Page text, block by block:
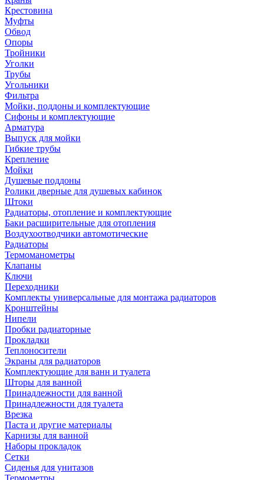
Крестовина
Муфты
Обвод
Опоры
Тройники
Уголки
Трубы
Угольники
Фильтра
Мойки, поддоны и комплектующие
Сифоны и комплектующие
Арматура
Выпуск для мойки
Гибкие трубы
Крепление
Мойки
Душевые поддоны
Ролики дверные для душевых кабинок
Штоки
Радиаторы, отопление и комплектующие
Баки расширительные для отопления
Воздухоотводчики автомотические
Радиаторы
Термоманометры
Клапаны
Ключи
Переходники
Комплекты универсальные для монтажа радиаторов
Кронштейны
Нипели
Пробки радиаторные
Прокладки
Теплоносители
Экраны для радиаторов
Комплектующие для ванн и туалета
Шторы для ванной
Принадлежности для ванной
Принадлежности для туалета
Врезка
Паста и другие материалы
Карнизы для ванной
Наборы прокладок
Сетки
Сиденья для унитазов
Термометры